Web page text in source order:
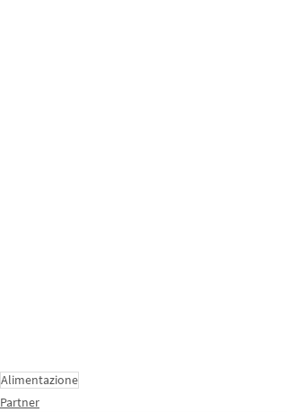
Alimentazione
Partner